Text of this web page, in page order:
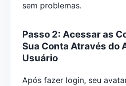
sem problemas.
Passo 2: Acessar as
Sua Conta Através do
Usuário
Após fazer login, seu